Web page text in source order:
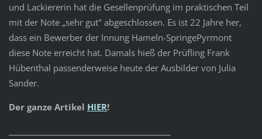
und Lackiererin hat die Gesellenprüfung im praktischen Teil
mit der Note „sehr gut" abgeschlossen. Es ist 22 Jahre her,
dass ein Bewerber der Innung Hameln-SpringePyrmont
diese Note erreicht hat. Damals hieß der Prüfling Frank
Hübenthal passenderweise heute der Ausbilder von Julia
Sander.
Der ganze Artikel HIER!